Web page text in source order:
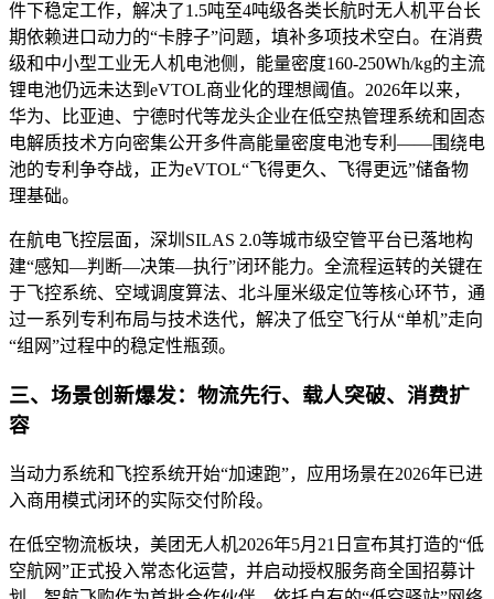
件下稳定工作，解决了1.5吨至4吨级各类长航时无人机平台长
期依赖进口动力的“卡脖子”问题，填补多项技术空白。在消费
级和中小型工业无人机电池侧，能量密度160-250Wh/kg的主流
锂电池仍远未达到eVTOL商业化的理想阈值。2026年以来，
华为、比亚迪、宁德时代等龙头企业在低空热管理系统和固态
电解质技术方向密集公开多件高能量密度电池专利——围绕电
池的专利争夺战，正为eVTOL“飞得更久、飞得更远”储备物
理基础。
在航电飞控层面，深圳SILAS 2.0等城市级空管平台已落地构
建“感知—判断—决策—执行”闭环能力。全流程运转的关键在
于飞控系统、空域调度算法、北斗厘米级定位等核心环节，通
过一系列专利布局与技术迭代，解决了低空飞行从“单机”走向
“组网”过程中的稳定性瓶颈。
三、场景创新爆发：物流先行、载人突破、消费扩
容
当动力系统和飞控系统开始“加速跑”，应用场景在2026年已进
入商用模式闭环的实际交付阶段。
在低空物流板块，美团无人机2026年5月21日宣布其打造的“低
空航网”正式投入常态化运营，并启动授权服务商全国招募计